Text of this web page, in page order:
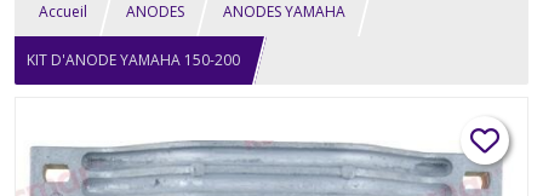
Accueil ANODES ANODES YAMAHA
KIT D'ANODE YAMAHA 150-200